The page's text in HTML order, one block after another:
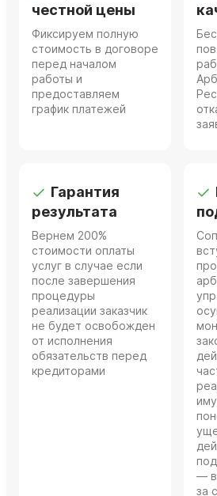
честной цены
Фиксируем полную
стоимость в договоре
перед началом
работы и
предоставляем
график платежей
Гарантия
результата
Вернем 200%
стоимости оплаты
услуг в случае если
после завершения
процедуры
реализации заказчик
не будет освобожден
от исполнения
обязательств перед
кредиторами
—
за